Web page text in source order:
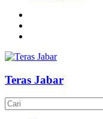
Teras Jabar